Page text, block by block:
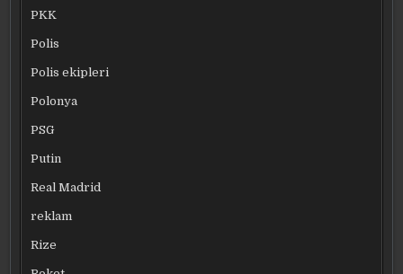
PKK
Polis
Polis ekipleri
Polonya
PSG
Putin
Real Madrid
reklam
Rize